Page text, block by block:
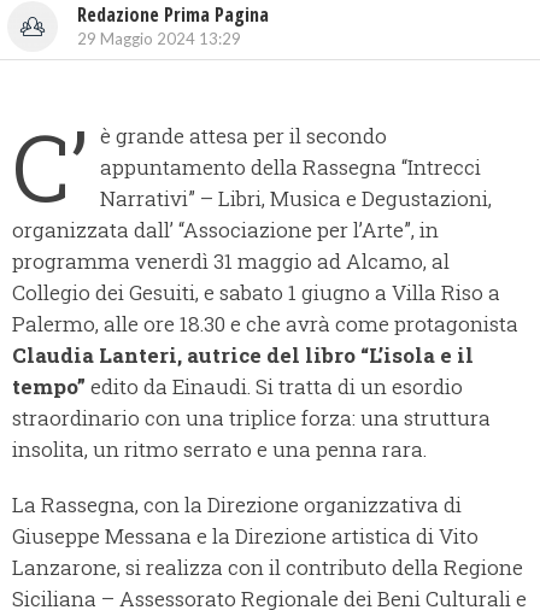
Redazione Prima Pagina
29 Maggio 2024 13:29
C’ è grande attesa per il secondo
appuntamento della Rassegna “Intrecci
Narrativi” – Libri, Musica e Degustazioni,
organizzata dall’ “Associazione per l’Arte”, in
programma venerdì 31 maggio ad Alcamo, al
Collegio dei Gesuiti, e sabato 1 giugno a Villa Riso a
Palermo, alle ore 18.30 e che avrà come protagonista
Claudia Lanteri, autrice del libro “L’isola e il
tempo” edito da Einaudi. Si tratta di un esordio
straordinario con una triplice forza: una struttura
insolita, un ritmo serrato e una penna rara.
La Rassegna, con la Direzione organizzativa di
Giuseppe Messana e la Direzione artistica di Vito
Lanzarone, si realizza con il contributo della Regione
Siciliana – Assessorato Regionale dei Beni Culturali e